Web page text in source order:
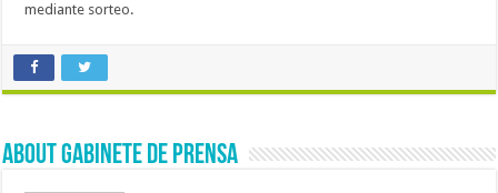
mediante sorteo.
About Gabinete de Prensa